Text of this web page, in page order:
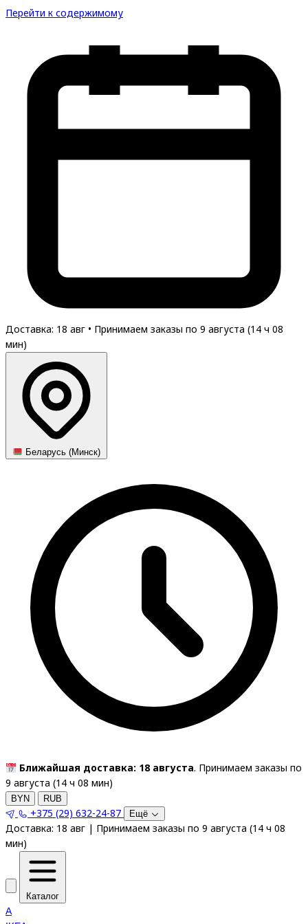
Перейти к содержимому
Доставка: 18 авг • Принимаем заказы по 9 августа (14 ч 08
мин)
Беларусь (Минск)
Ближайшая доставка: 18 августа. Принимаем заказы по
9 августа (14 ч 08 мин)
BYN RUB
+375 (29) 632-24-87 Ещё
Доставка: 18 авг | Принимаем заказы по 9 августа (14 ч 08
мин)
Каталог
A